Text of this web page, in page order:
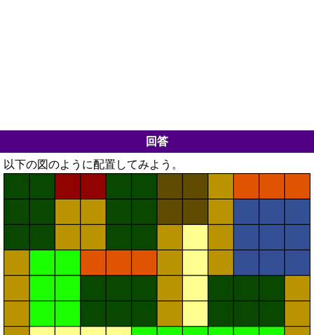
回答
以下の図のように配置してみよう。